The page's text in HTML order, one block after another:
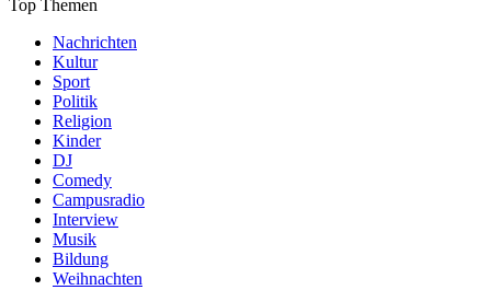
Top Themen
Nachrichten
Kultur
Sport
Politik
Religion
Kinder
DJ
Comedy
Campusradio
Interview
Musik
Bildung
Weihnachten